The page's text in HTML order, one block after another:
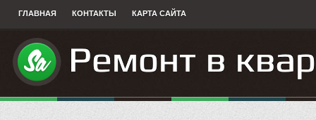
ГЛАВНАЯ КОНТАКТЫ КАРТА САЙТА